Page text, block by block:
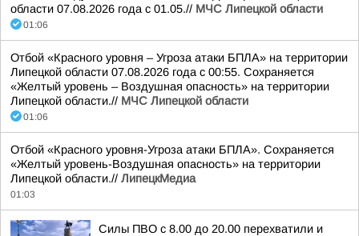
области 07.08.2026 года с 01.05.// МЧС Липецкой области
01:06
Отбой «Красного уровня – Угроза атаки БПЛА» на территории
Липецкой области 07.08.2026 года с 00:55. Сохраняется
«Желтый уровень – Воздушная опасность» на территории
Липецкой области.// МЧС Липецкой области
01:06
Отбой «Красного уровня-Угроза атаки БПЛА». Сохраняется
«Желтый уровень-Воздушная опасность» на территории
Липецкой области.// ЛипецкМедиа
01:03
Силы ПВО с 8.00 до 20.00 перехватили и